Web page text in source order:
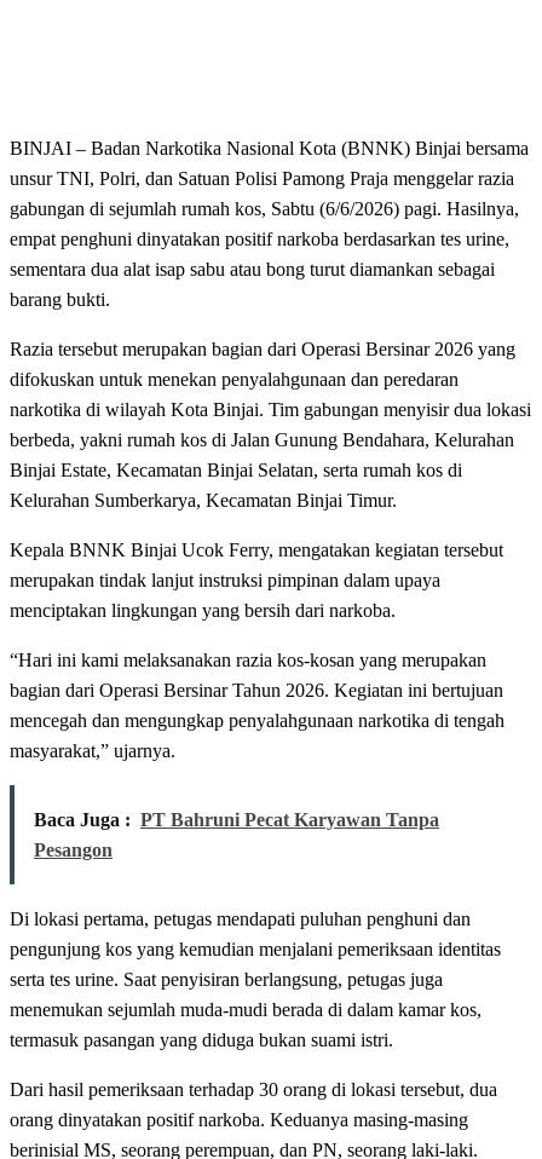
BINJAI – Badan Narkotika Nasional Kota (BNNK) Binjai bersama
unsur TNI, Polri, dan Satuan Polisi Pamong Praja menggelar razia
gabungan di sejumlah rumah kos, Sabtu (6/6/2026) pagi. Hasilnya,
empat penghuni dinyatakan positif narkoba berdasarkan tes urine,
sementara dua alat isap sabu atau bong turut diamankan sebagai
barang bukti.
Razia tersebut merupakan bagian dari Operasi Bersinar 2026 yang
difokuskan untuk menekan penyalahgunaan dan peredaran
narkotika di wilayah Kota Binjai. Tim gabungan menyisir dua lokasi
berbeda, yakni rumah kos di Jalan Gunung Bendahara, Kelurahan
Binjai Estate, Kecamatan Binjai Selatan, serta rumah kos di
Kelurahan Sumberkarya, Kecamatan Binjai Timur.
Kepala BNNK Binjai Ucok Ferry, mengatakan kegiatan tersebut
merupakan tindak lanjut instruksi pimpinan dalam upaya
menciptakan lingkungan yang bersih dari narkoba.
“Hari ini kami melaksanakan razia kos-kosan yang merupakan
bagian dari Operasi Bersinar Tahun 2026. Kegiatan ini bertujuan
mencegah dan mengungkap penyalahgunaan narkotika di tengah
masyarakat,” ujarnya.
Baca Juga : PT Bahruni Pecat Karyawan Tanpa
Pesangon
Di lokasi pertama, petugas mendapati puluhan penghuni dan
pengunjung kos yang kemudian menjalani pemeriksaan identitas
serta tes urine. Saat penyisiran berlangsung, petugas juga
menemukan sejumlah muda-mudi berada di dalam kamar kos,
termasuk pasangan yang diduga bukan suami istri.
Dari hasil pemeriksaan terhadap 30 orang di lokasi tersebut, dua
orang dinyatakan positif narkoba. Keduanya masing-masing
berinisial MS, seorang perempuan, dan PN, seorang laki-laki.